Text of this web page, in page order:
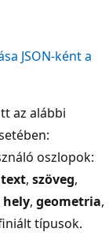
JSON-ként a
az alábbi
oszlopok:
, szöveg,
, geometria,
típusok.